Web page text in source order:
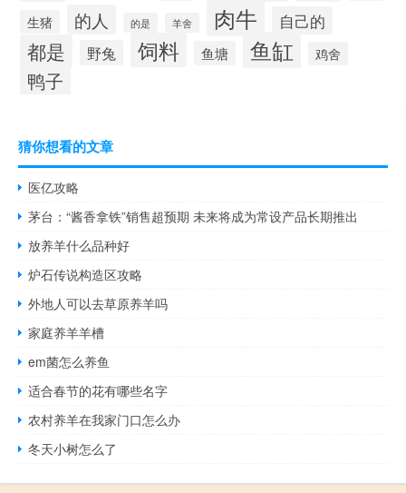
生猪 的人 的是 羊舍 肉牛 自己的
都是 野兔 饲料 鱼塘 鱼缸 鸡舍
鸭子
猜你想看的文章
医亿攻略
茅台：“酱香拿铁”销售超预期 未来将成为常设产品长期推出
放养羊什么品种好
炉石传说构造区攻略
外地人可以去草原养羊吗
家庭养羊羊槽
em菌怎么养鱼
适合春节的花有哪些名字
农村养羊在我家门口怎么办
冬天小树怎么了